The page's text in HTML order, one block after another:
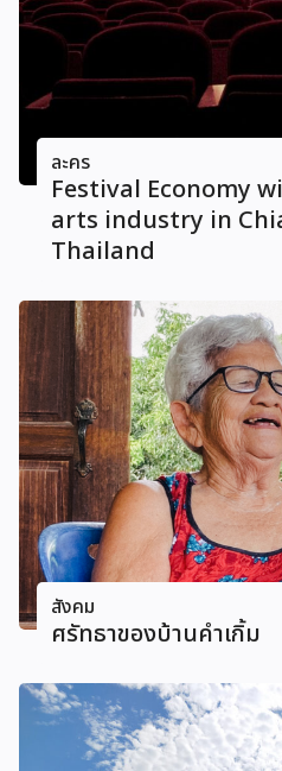
ละคร
Festival Economy
arts industry in
Thailand
สังคม
ศรัทธาของบ้านคําเกิ้ม